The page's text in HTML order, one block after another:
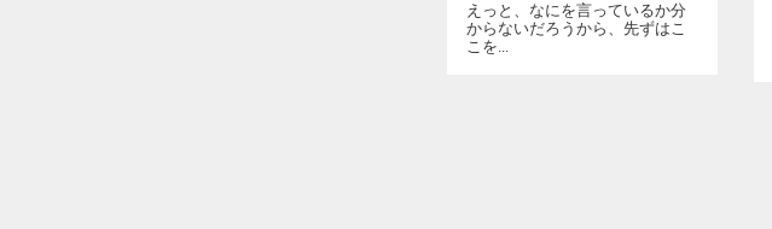
えっと、なにを言っているか分
からないだろうから、先ずはこ
こを...